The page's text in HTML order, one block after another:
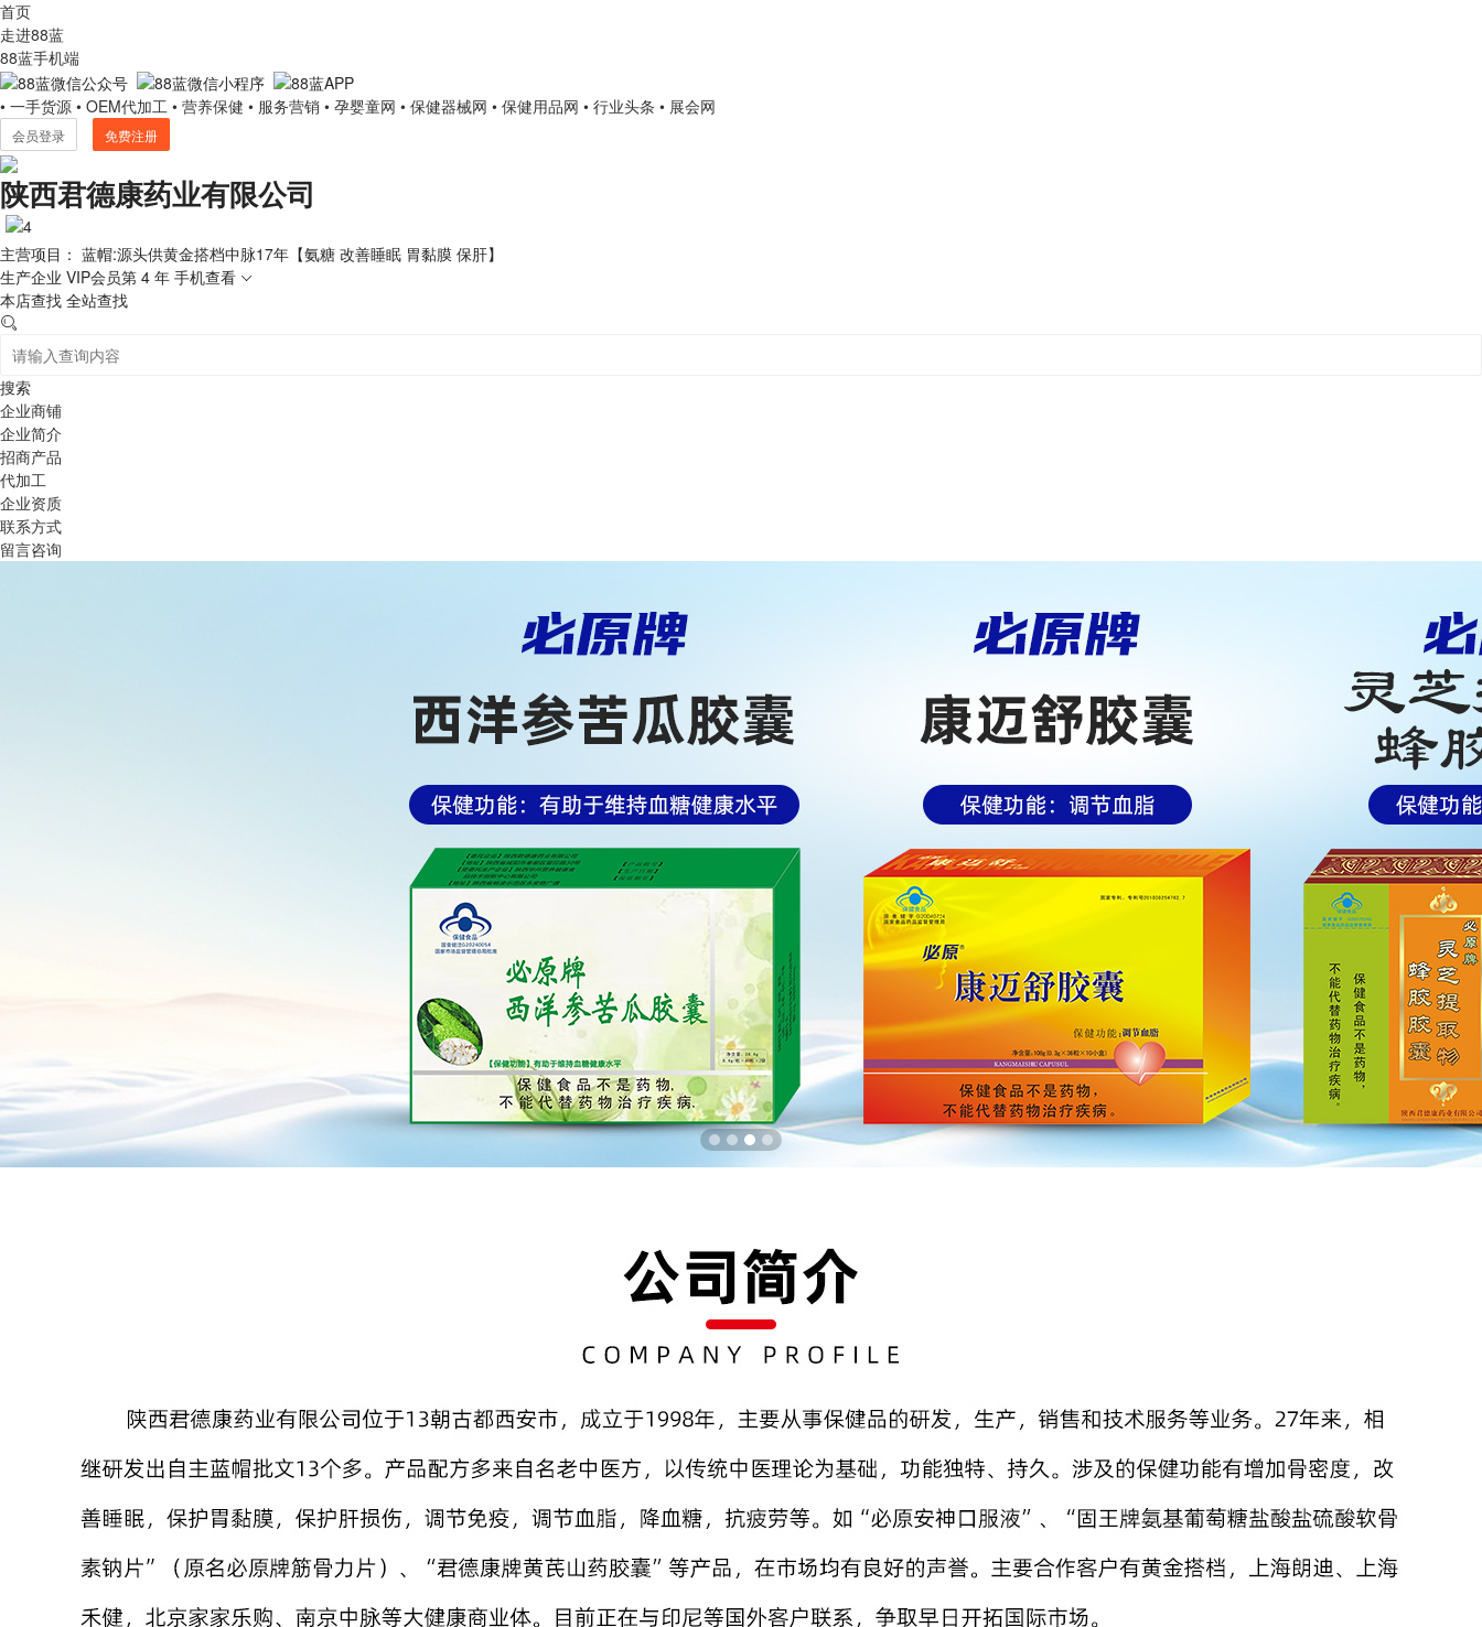
首页
走进88蓝
88蓝手机端
• 一手货源 • OEM代加工 • 营养保健 • 服务营销 • 孕婴童网 • 保健器械网 • 保健用品网 • 行业头条 • 展会网
会员登录 免费注册
陕西君德康药业有限公司
主营项目： 蓝帽:源头供黄金搭档中脉17年【氨糖 改善睡眠 胃黏膜 保肝】
生产企业 VIP会员第 4 年 手机查看
本店查找 全站查找
搜索
企业商铺
企业简介
招商产品
代加工
企业资质
联系方式
留言咨询